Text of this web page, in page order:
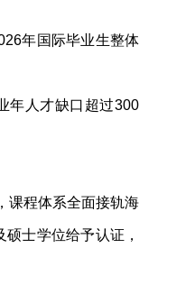
年国际毕业生整体
年人才缺口超过300
课程体系全面接轨海
士学位给予认证，